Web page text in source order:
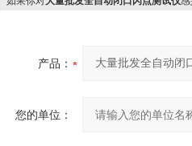
产品：
您的单位：